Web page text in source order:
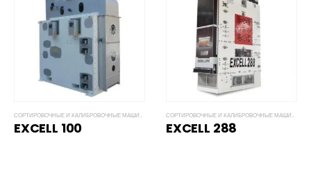
СОРТИРОВОЧНЫЕ И КАЛИБРОВОЧНЫЕ МАШИНЫ EXCELL
EXCELL 100​
СОРТИРОВОЧНЫЕ И КАЛИБРОВОЧНЫЕ МАШИНЫ EXCELL
EXCELL 288